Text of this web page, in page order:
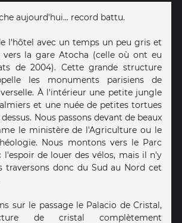
aujourd'hui... record battu.
l'hôtel avec un temps un peu gris et
vers la gare Atocha (celle où ont eu
de 2004). Cette grande structure
les monuments parisiens de
À l'intérieur une petite jungle
et une nuée de petites tortues
Nous passons devant de beaux
le ministère de l'Agriculture ou le
Nous montons vers le Parc
l'espoir de louer des vélos, mais il n'y
traversons donc du Sud au Nord cet
sur le passage le Palacio de Cristal,
de cristal complètement